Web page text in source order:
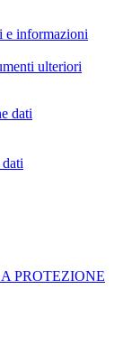
e informazioni
ulteriori
dati
PROTEZIONE